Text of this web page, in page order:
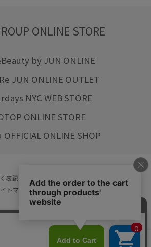
ONLINE STORE
by JUN ONLINE
JUN ONLINE OUTLET
NYC WEB STORE
ONLINE STORE
OFFICIAL ONLINE SHOP
表記 プライバシーポリシー
会社概要
トマップ リクルート ご利用ガイド
ALL RIGHTS RESERVED.